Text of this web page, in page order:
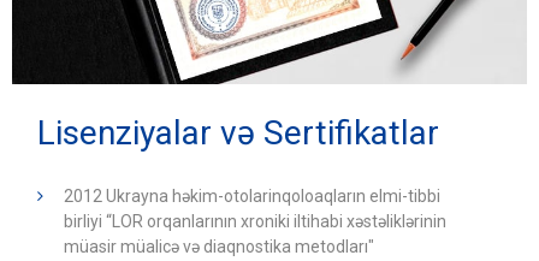
Lisenziyalar və Sertifikatlar
2012 Ukrayna həkim-otolarinqoloaqların elmi-tibbi
birliyi “LOR orqanlarının xroniki iltihabi xəstəliklərinin
müasir müalicə və diaqnostika metodları"